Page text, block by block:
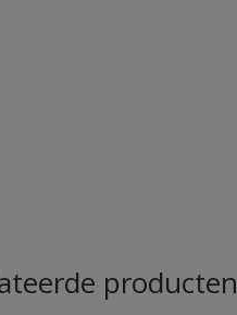
producten